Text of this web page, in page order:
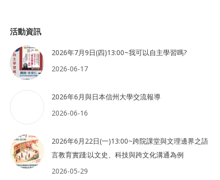
活動資訊
2026年7月9日(四)13:00~我可以自主學習嗎?
2026-06-17
2026年6月與日本信州大學交流報導
2026-06-16
2026年6月22日(一)13:00~跨院課堂與文理邊界之語
言教育實踐:以文史、科技與跨文化溝通為例
2026-05-29